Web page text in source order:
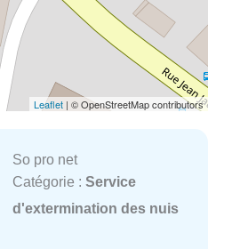
Leaflet | © OpenStreetMap contributors
So pro net
Catégorie : Service
d'extermination des nuis